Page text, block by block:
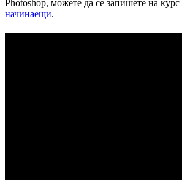
Photoshop, можете да се запишете на курс
начинаещи.